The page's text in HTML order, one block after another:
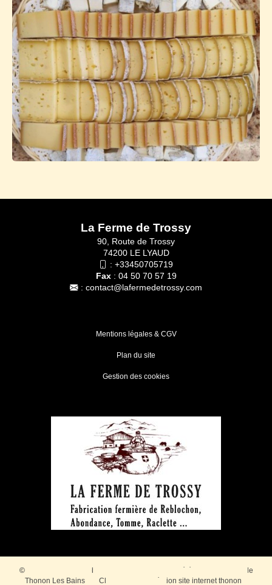
La Ferme de Trossy
90, Route de Trossy
74200 LE LYAUD
: +33450705719
Fax: 04 50 70 57 19
: contact@lafermedetrossy.com
Mentions légales & CGV
Plan du site
Gestion des cookies
© 2026 Agence Web Thonon Les Bains
Référencement Google
Thonon Les Bains
Clic And Go création site internet thonon